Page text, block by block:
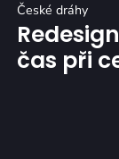
České dráhy
čas při